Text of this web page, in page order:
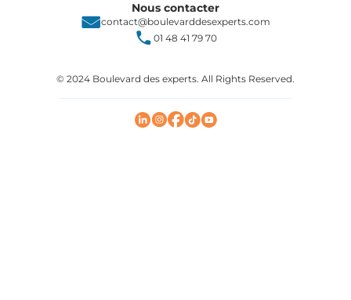
Nous contacter
contact@boulevarddesexperts.com
01 48 41 79 70
© 2024 Boulevard des experts. All Rights Reserved.